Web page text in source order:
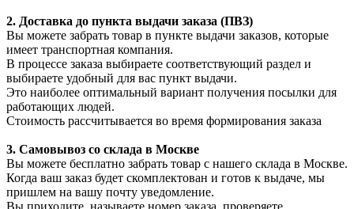
2. Доставка до пункта выдачи заказа (ПВЗ)
Вы можете забрать товар в пункте выдачи заказов, которые
имеет транспортная компания.
В процессе заказа выбираете соответствующий раздел и
выбираете удобный для вас пункт выдачи.
Это наиболее оптимальный вариант получения посылки для
работающих людей.
Стоимость рассчитывается во время формирования заказа
3. Самовывоз со склада в Москве
Вы можете бесплатно забрать товар с нашего склада в Москве.
Когда ваш заказ будет скомплектован и готов к выдаче, мы
пришлем на вашу почту уведомление.
Вы приходите, называете номер заказа, проверяете